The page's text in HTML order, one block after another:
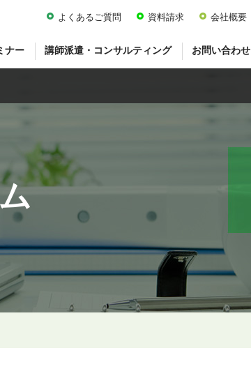
よくあるご質問 資料請求 会社概要
ナー 講師派遣・コンサルティング お問い合わせ